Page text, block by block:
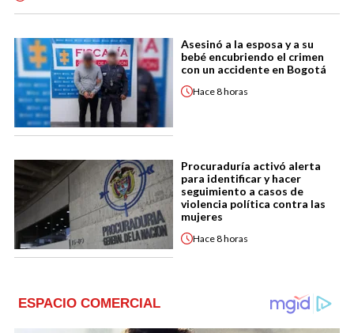
Asesinó a la esposa y a su
bebé encubriendo el crimen
con un accidente en Bogotá
Hace8 horas
Procuraduría activó alerta
para identificar y hacer
seguimiento a casos de
violencia política contra las
mujeres
Hace8 horas